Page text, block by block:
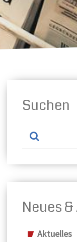
Suchen
Neues
Aktuelles